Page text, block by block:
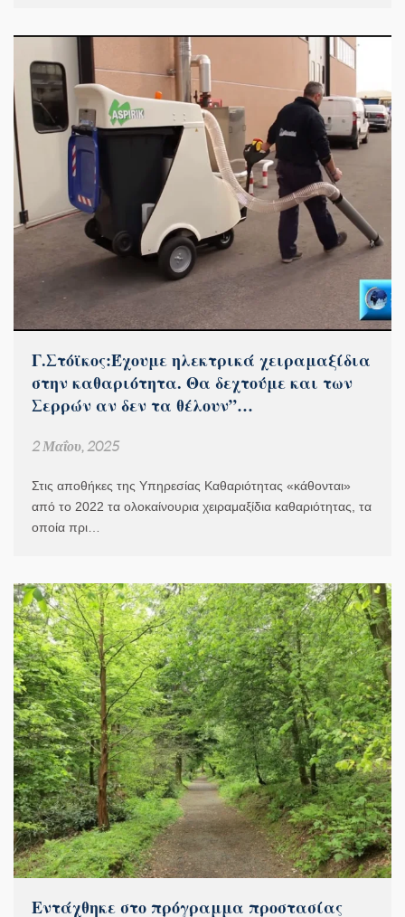
Γ.Στόϊκος:Έχουμε ηλεκτρικά χειραμαξίδια
στην καθαριότητα. Θα δεχτούμε και των
Σερρών αν δεν τα θέλουν”…
2 Μαΐου, 2025
Στις αποθήκες της Υπηρεσίας Καθαριότητας «κάθονται»
από το 2022 τα ολοκαίνουρια χειραμαξίδια καθαριότητας, τα
οποία πρι…
Εντάχθηκε στο πρόγραμμα προστασίας